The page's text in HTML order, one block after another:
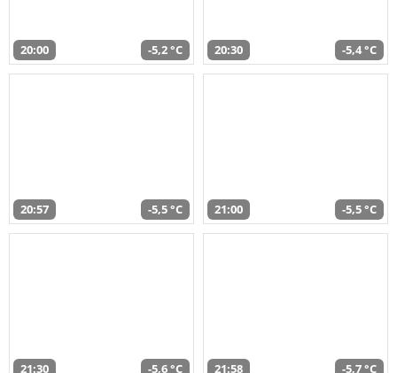
20:00 -5,2 °C 20:30 -5,4 °C
20:57 -5,5 °C 21:00 -5,5 °C
21:30 -5,6 °C 21:58 -5,7 °C